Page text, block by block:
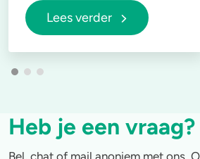
Lees verder
Heb je een vraag?
Bel, chat of mail anoniem met ons.